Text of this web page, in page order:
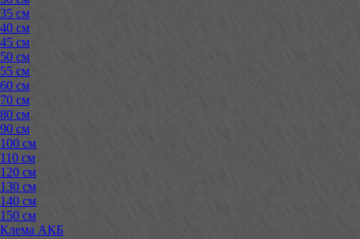
35 см
40 см
45 см
50 см
55 см
60 см
70 см
80 см
90 см
100 см
110 см
120 см
130 см
140 см
150 см
Клема АКБ